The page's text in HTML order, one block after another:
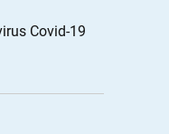
Covid-19